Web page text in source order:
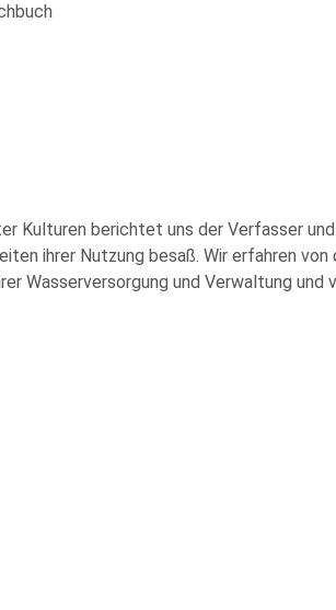
Kulturen berichtet uns der Verfasser
ihrer Nutzung besaß. Wir erfahren von
Wasserversorgung und Verwaltung und